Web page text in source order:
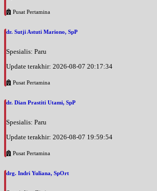
Pusat Pertamina
dr. Sutji Astuti Mariono, SpP
Spesialis: Paru
Update terakhir: 2026-08-07 20:17:34
Pusat Pertamina
dr. Dian Prastiti Utami, SpP
Spesialis: Paru
Update terakhir: 2026-08-07 19:59:54
Pusat Pertamina
drg. Indri Yuliana, SpOrt